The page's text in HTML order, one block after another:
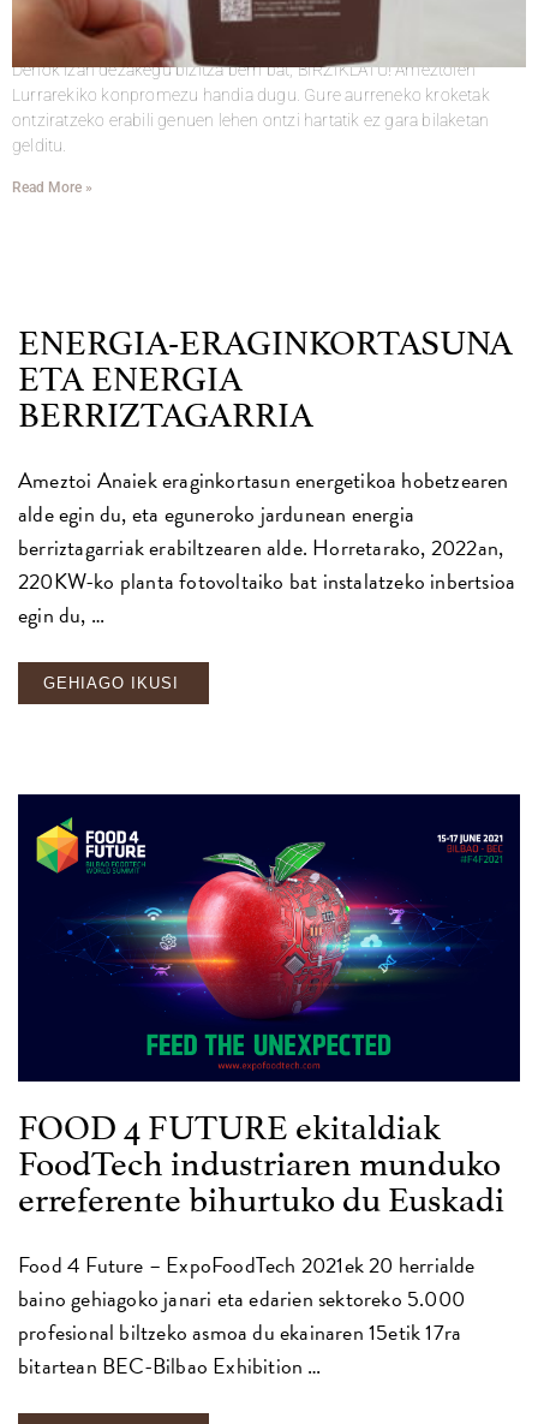
2020-11-25
Iruzkinik ez
Denok izan dezakegu bizitza berri bat, BIRZIKLATU! Ameztoien
Lurrarekiko konpromezu handia dugu. Gure aurreneko kroketak
ontziratzeko erabili genuen lehen ontzi hartatik ez gara bilaketan
gelditu.
Read More »
ENERGIA-ERAGINKORTASUNA
ETA ENERGIA
BERRIZTAGARRIA
Ameztoi Anaiek eraginkortasun energetikoa hobetzearen
alde egin du, eta eguneroko jardunean energia
berriztagarriak erabiltzearen alde. Horretarako, 2022an,
220KW-ko planta fotovoltaiko bat instalatzeko inbertsioa
egin du, …
GEHIAGO IKUSI
FOOD 4 FUTURE ekitaldiak
FoodTech industriaren munduko
erreferente bihurtuko du Euskadi
Food 4 Future – ExpoFoodTech 2021ek 20 herrialde
baino gehiagoko janari eta edarien sektoreko 5.000
profesional biltzeko asmoa du ekainaren 15etik 17ra
bitartean BEC-Bilbao Exhibition …